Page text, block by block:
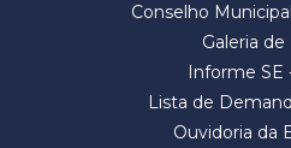
Conselho
Galeria
Informe SE
Lista de
Ouvidoria da